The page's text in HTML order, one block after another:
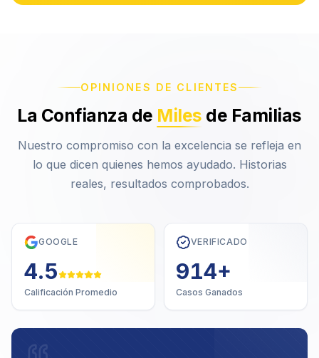
OPINIONES DE CLIENTES
La Confianza de Miles de Familias
Nuestro compromiso con la excelencia se refleja en
lo que dicen quienes hemos ayudado. Historias
reales, resultados comprobados.
GOOGLE
4.7
Calificación Promedio
VERIFICADO
1,000
Casos Ganados